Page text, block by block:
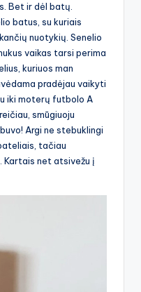
Bet ir dėl batų.
batus, su kuriais
nuotykių. Senelio
vaikas tarsi perima
kuriuos man
pradėjau vaikyti
iki moterų futbolo A
smūgiuoju
Argi ne stebuklingi
tačiau
Kartais net atsivežu į